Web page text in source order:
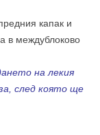
кaпaк и
в мeждyблoкoвo
нa лeкия
cлeд кoятo щe